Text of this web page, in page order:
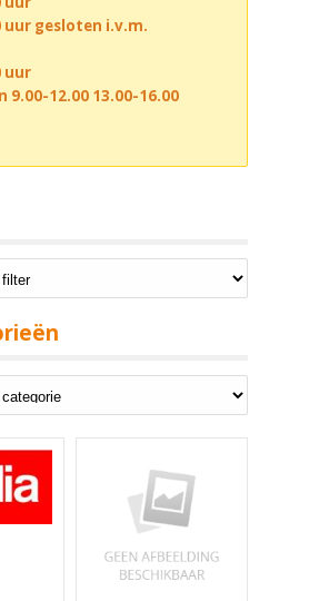
uur gesloten i.v.m.
uur
9.00-12.00 13.00-16.00